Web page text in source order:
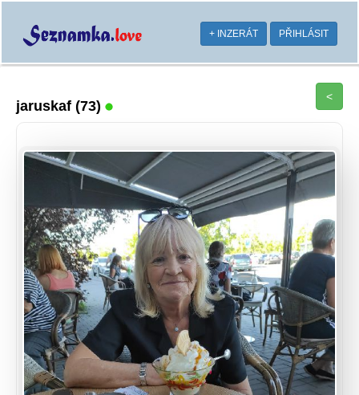
+ INZERÁT PŘIHLÁSIT
jaruskaf (73)
<